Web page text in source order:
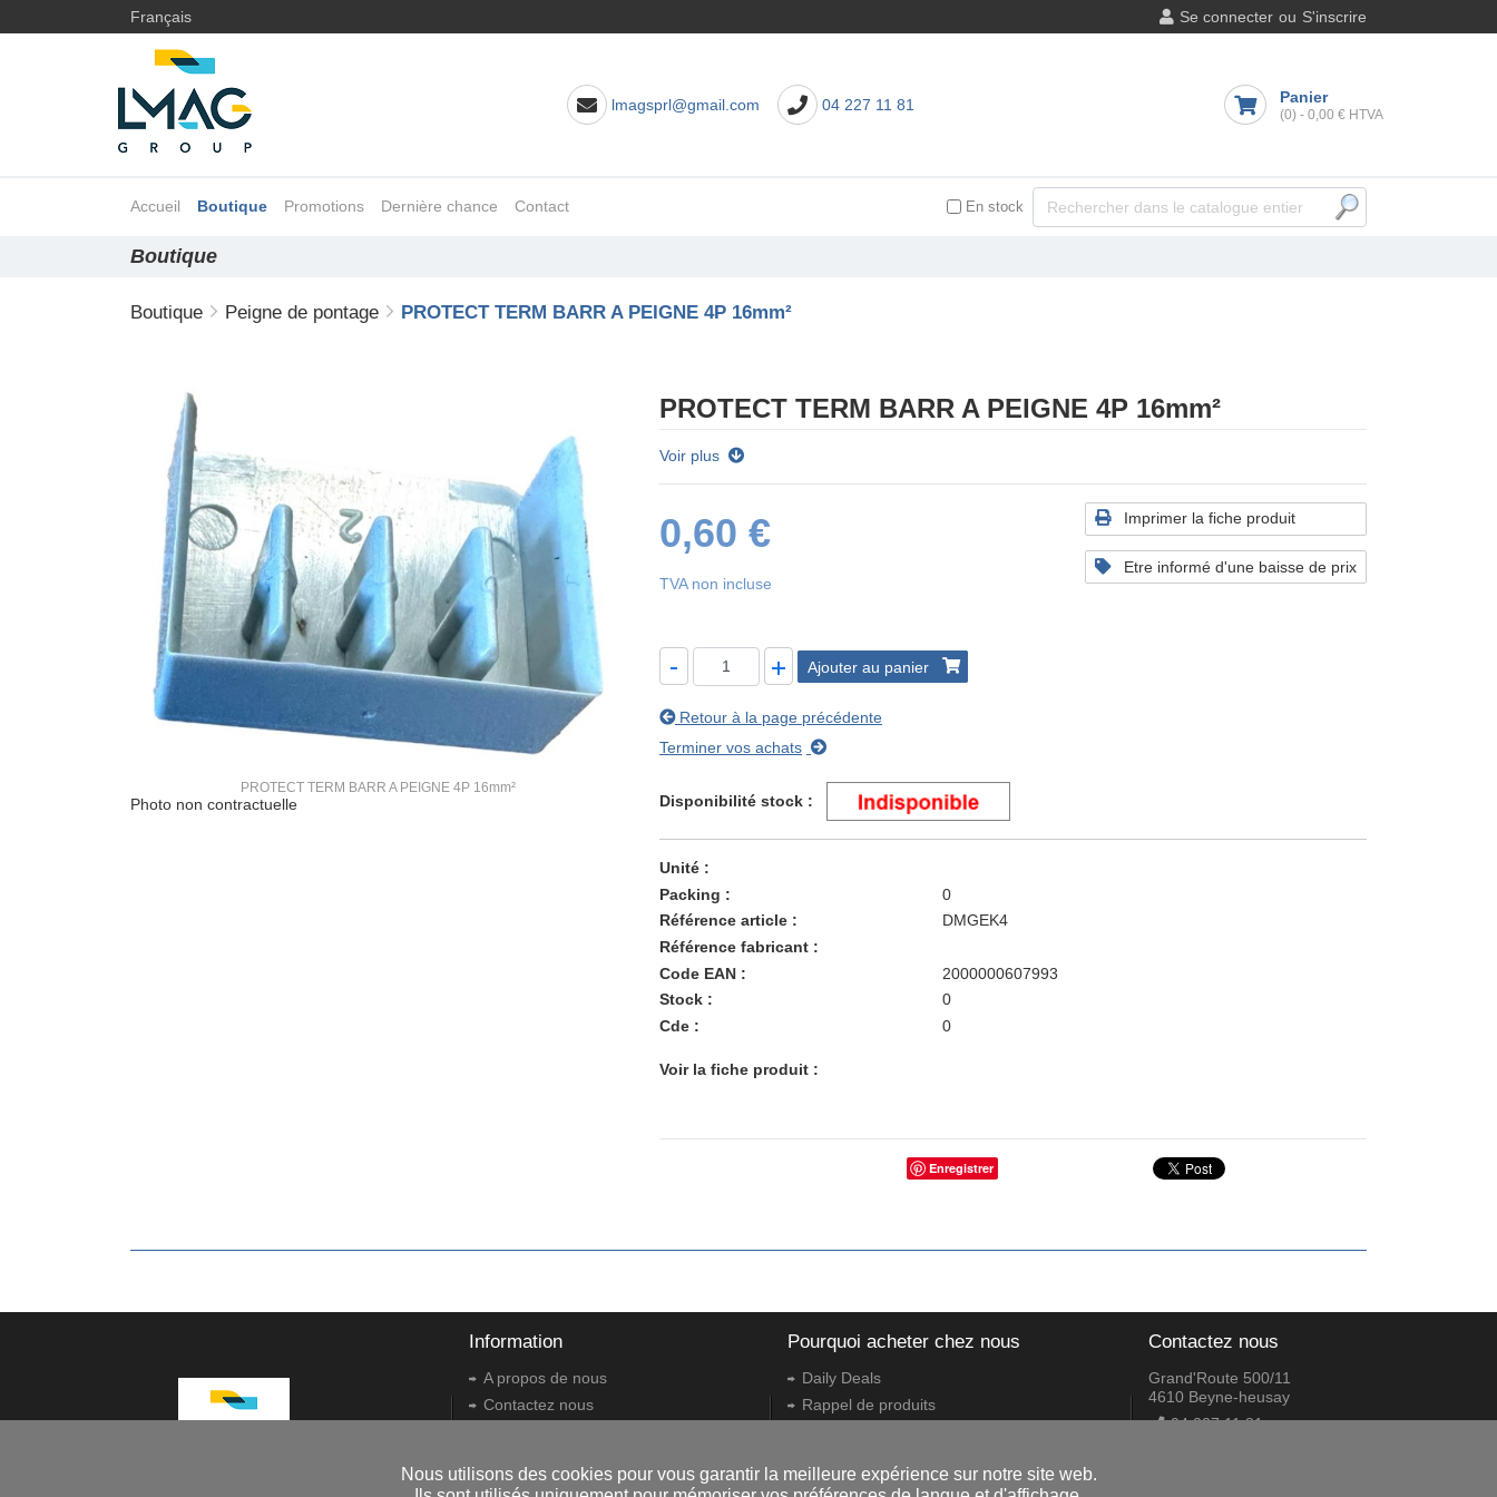
Nous utilisons des cookies pour vous garantir la meilleure expérience sur notre site web.
Français Se connecter ou S'inscrire
lmagsprl@gmail.com 04 227 11 81 Panier
(0) - 0,00 € HTVA
Accueil Boutique Promotions Dernière chance Contact En stock
Boutique
Boutique Peigne de pontage PROTECT TERM BARR A PEIGNE 4P 16mm²
PROTECT TERM BARR A PEIGNE 4P 16mm²
Photo non contractuelle
PROTECT TERM BARR A PEIGNE 4P 16mm²
Voir plus
0,60 €
TVA non incluse
Ajouter au panier
Retour à la page précédente
Terminer vos achats
Disponibilité stock
Imprimer la fiche produit
Etre informé d'une baisse de prix
Unité
Packing
0
Référence article
DMGEK4
Référence fabricant
Code EAN
2000000607993
Stock
0
Cde
0
Voir la fiche produit
Enregistrer
Information
A propos de nous
Contactez nous
Droit de rétractation
Pourquoi acheter chez nous
Daily Deals
Rappel de produits
Options d'expédition
Contactez nous
Grand'Route 500/11
4610 Beyne-heusay
04 227 11 81